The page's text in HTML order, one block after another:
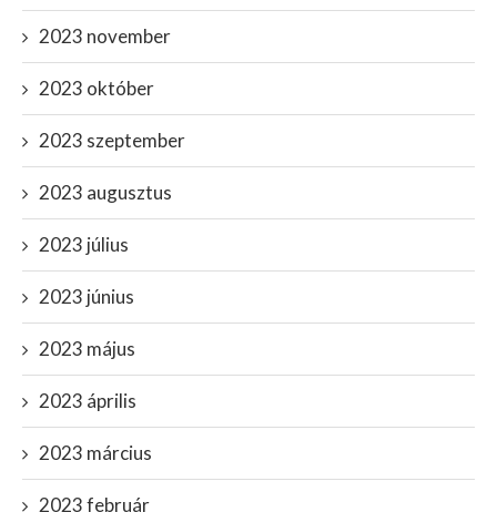
2023 november
2023 október
2023 szeptember
2023 augusztus
2023 július
2023 június
2023 május
2023 április
2023 március
2023 február